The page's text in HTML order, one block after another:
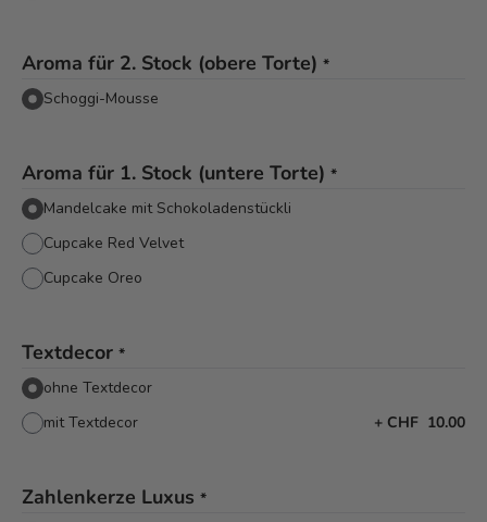
Aroma für 2. Stock (obere Torte) *
Schoggi-Mousse
Aroma für 1. Stock (untere Torte) *
Mandelcake mit Schokoladenstückli
Cupcake Red Velvet
Cupcake Oreo
Textdecor *
ohne Textdecor
mit Textdecor
+ CHF 10.00
Zahlenkerze Luxus *